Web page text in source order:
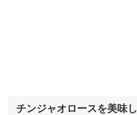
チンジャオロースを美味